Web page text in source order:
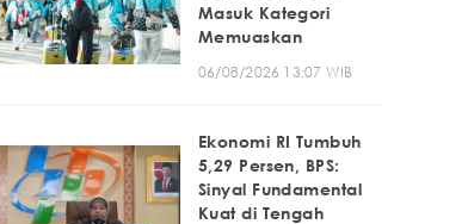
Masuk Kategori
Memuaskan
06/08/2026 13:07 WIB
Ekonomi RI Tumbuh
5,29 Persen, BPS:
Sinyal Fundamental
Kuat di Tengah